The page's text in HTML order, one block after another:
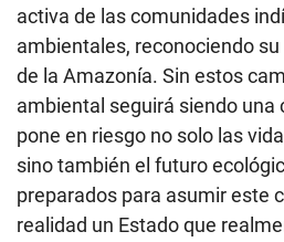
activa de las comunidades
ambientales, reconociendo
de la Amazonía. Sin estos
ambiental seguirá siendo una
pone en riesgo no solo las
sino también el futuro
preparados para asumir este
realidad un Estado que